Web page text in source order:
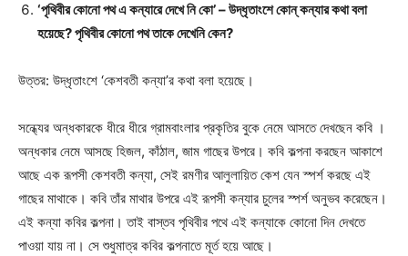
‘পৃথিবীর কোনো পথ এ কন্যারে দেখে নি কো’ – উদ্ধৃতাংশে কোন্‌ কন্যার কথা বলা
হয়েছে? পৃথিবীর কোনো পথ তাকে দেখেনি কেন?
উত্তর: উদ্ধৃতাংশে ‘কেশবতী কন্যা’র কথা বলা হয়েছে।
সন্ধ্যের অন্ধকারকে ধীরে ধীরে গ্রামবাংলার প্রকৃতির বুকে নেমে আসতে দেখছেন কবি ।
অন্ধকার নেমে আসছে হিজল, কাঁঠাল, জাম গাছের উপরে। কবি কল্পনা করছেন আকাশে
আছে এক রূপসী কেশবতী কন্যা, সেই রমণীর আলুলায়িত কেশ যেন স্পর্শ করছে এই
গাছের মাথাকে। কবি তাঁর মাথার উপরে এই রূপসী কন্যার চুলের স্পর্শ অনুভব করেছেন।
এই কন্যা কবির কল্পনা। তাই বাস্তব পৃথিবীর পথে এই কন্যাকে কোনো দিন দেখতে
পাওয়া যায় না। সে শুধুমাত্র কবির কল্পনাতে মূর্ত হয়ে আছে।